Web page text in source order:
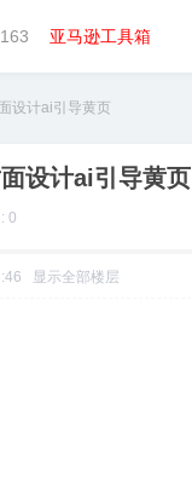
亚马逊工具箱
设计ai引导黄页
设计ai引导黄页
0
显示全部楼层